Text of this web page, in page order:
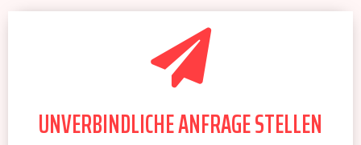
UNVERBINDLICHE ANFRAGE STELLEN